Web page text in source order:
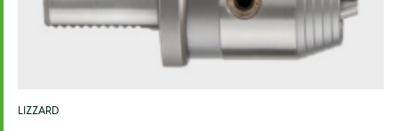
LIZZARD